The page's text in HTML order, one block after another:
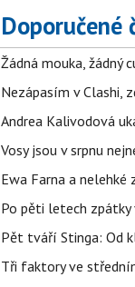
Doporučené
Žádná mouka, žádný
Nezápasím v Clashi,
Andrea Kalivodová
Vosy jsou v srpnu
Ewa Farna a
Po pěti letech zpátky
Pět tváří Stinga: Od
Tři faktory ve